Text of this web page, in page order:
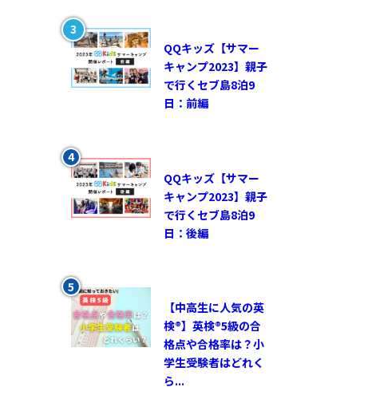
QQキッズ【サマー
キャンプ2023】親子
で行くセブ島8泊9
日：前編
QQキッズ【サマー
キャンプ2023】親子
で行くセブ島8泊9
日：後編
【中高生に人気の英
検®︎】英検®︎5級の合
格点や合格率は？小
学生受験者はどれく
ら...